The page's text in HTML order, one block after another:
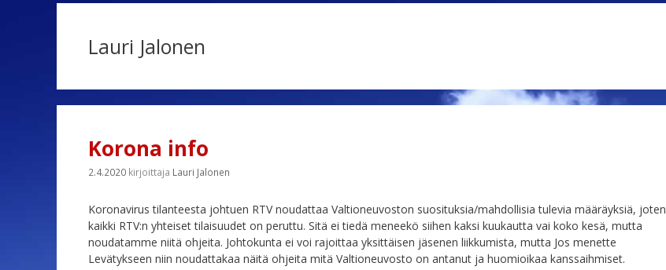
Lauri Jalonen
Korona info
2.4.2020 kirjoittaja Lauri Jalonen
Koronavirus tilanteesta johtuen RTV noudattaa Valtioneuvoston suosituksia/mahdollisia tulevia määräyksiä, joten
kaikki RTV:n yhteiset tilaisuudet on peruttu. Sitä ei tiedä meneekö siihen kaksi kuukautta vai koko kesä, mutta
noudatamme niitä ohjeita. Johtokunta ei voi rajoittaa yksittäisen jäsenen liikkumista, mutta Jos menette
Levätykseen niin noudattakaa näitä ohjeita mitä Valtioneuvosto on antanut ja huomioikaa kanssaihmiset.